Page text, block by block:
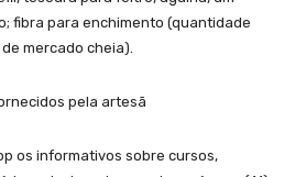
fibra para enchimento (quantidade
mercado cheia).
pela artesã
os informativos sobre cursos,